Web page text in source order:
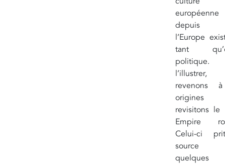
européenne
depuis
l’Europe
tant
politique.
l’illustrer,
revenons
revisitons le
Empire
Celui-ci
source
quelques